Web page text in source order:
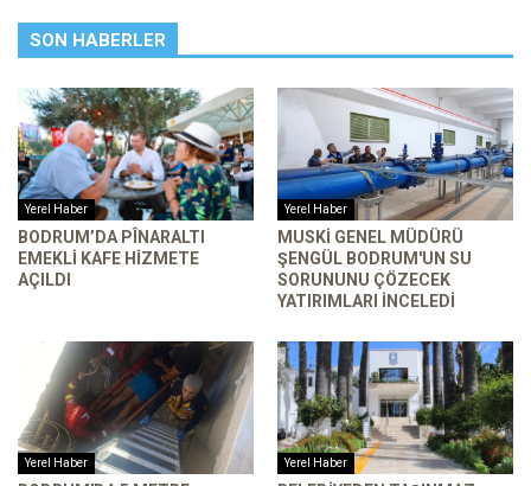
SON HABERLER
Yerel Haber
BODRUM’DA PÎNARALTI
EMEKLI KAFE HIZMETE
AÇILDI
Yerel Haber
MUSKİ GENEL MÜDÜRÜ
ŞENGÜL BODRUM'UN SU
SORUNUNU ÇÖZECEK
YATIRIMLARI INCELEDI
Yerel Haber Yerel Haber